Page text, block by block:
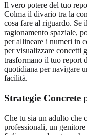
Il vero potere del tuo
Colma il divario tra la
cosa fare al riguardo. Se
ragionamento spaziale,
per allineare i numeri in
per visualizzare concetti
trasformano il tuo report
quotidiana per navigare
facilità.
Strategie Concrete
Che tu sia un adulto che
professionali, un